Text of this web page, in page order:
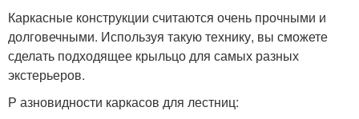
Каркасные конструкции считаются очень прочными и
долговечными. Используя такую технику, вы сможете
сделать подходящее крыльцо для самых разных
экстерьеров.
Р азновидности каркасов для лестниц: